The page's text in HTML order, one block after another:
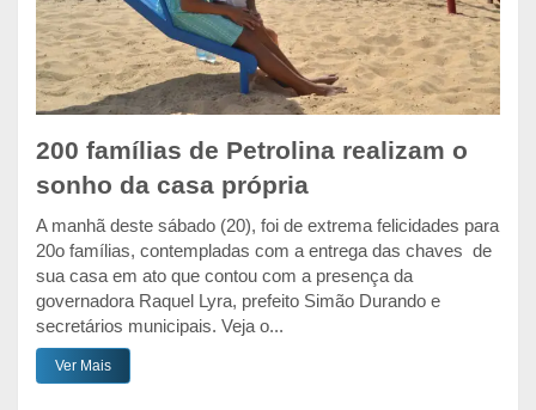
200 famílias de Petrolina realizam o
sonho da casa própria
A manhã deste sábado (20), foi de extrema felicidades para
20o famílias, contempladas com a entrega das chaves de
sua casa em ato que contou com a presença da
governadora Raquel Lyra, prefeito Simão Durando e
secretários municipais. Veja o...
Ver Mais